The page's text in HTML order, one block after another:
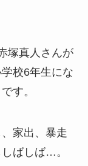
塚真人さんが
校6年生にな
す。
家出、暴走
ばしば…。